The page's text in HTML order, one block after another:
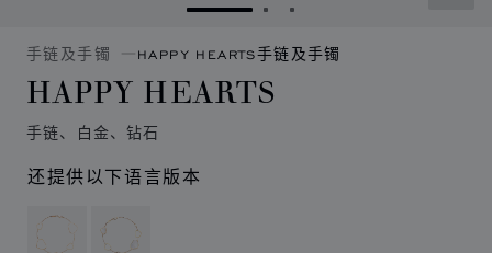
转到幻灯片 1转到幻灯片 2
转到幻灯片 3
手链及手镯 HAPPY HEARTS手链及手镯
HAPPY HEARTS
手链、白金、钻石
还提供以下语言版本